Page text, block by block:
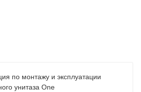
по монтажу и эксплуатации
унитаза One